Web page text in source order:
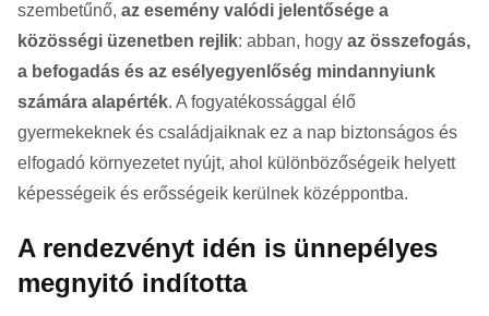
szembetűnő, az esemény valódi jelentősége a
közösségi üzenetben rejlik: abban, hogy az összefogás,
a befogadás és az esélyegyenlőség mindannyiunk
számára alapérték. A fogyatékossággal élő
gyermekeknek és családjaiknak ez a nap biztonságos és
elfogadó környezetet nyújt, ahol különbözőségeik helyett
képességeik és erősségeik kerülnek középpontba.
A rendezvényt idén is ünnepélyes
megnyitó indította